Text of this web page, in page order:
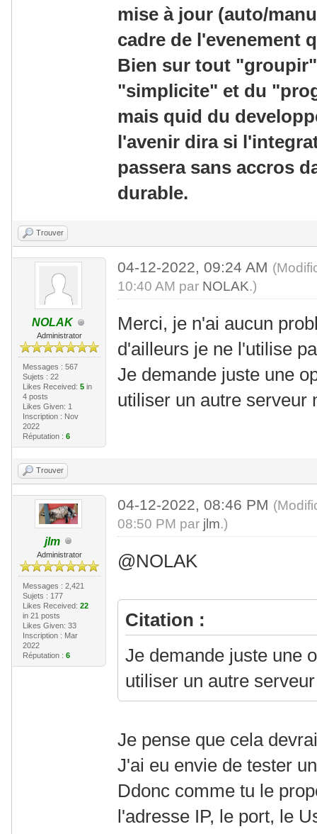
mise à jour (auto/
cadre de l'evenement
Bien sur tout
"simplicite" et du
mais quid du
l'avenir dira si
passera sans accros
durable.
Trouver
NOLAK
Administrator
Messages : 567
Sujets : 22
Likes Received: 5in
4 posts
Likes Given: 1
Inscription : Nov
2022
Réputation : 6
04-12-2022, 09:24 AM
10:40 AM par NOLAK.)
Merci, je n'ai aucun
d'ailleurs je ne l'utilise
Je demande juste une
utiliser un autre serveur
Trouver
jlm
Administrator
Messages : 2,421
Sujets : 177
Likes Received: 22
in 21 posts
Likes Given: 33
Inscription : Mar
2022
Réputation : 6
04-12-2022, 08:46 PM
08:50 PM par jlm.)
@NOLAK
Citation :
Je demande juste une
utiliser un autre
Je pense que cela
J'ai eu envie de tester un
Ddonc comme tu le
l'adresse IP, le port, le